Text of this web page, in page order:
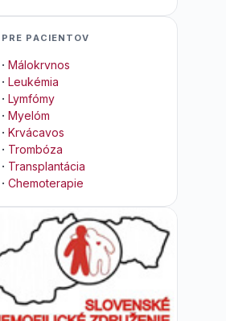
PRE PACIENTOV
· Málokrvnos
· Leukémia
· Lymfómy
· Myelóm
· Krvácavos
· Trombóza
· Transplantácia
· Chemoterapie